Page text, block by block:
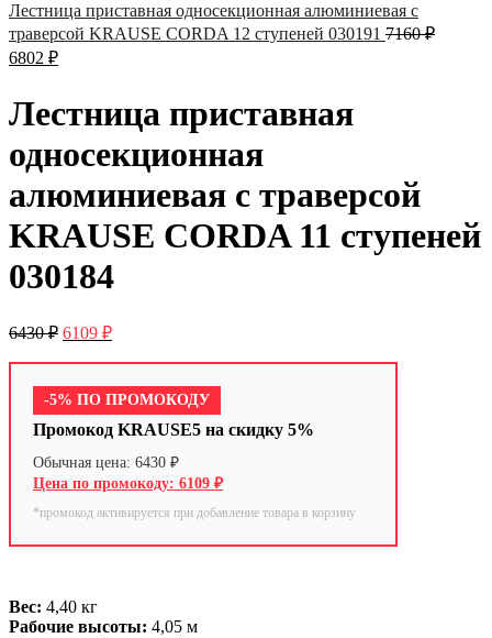
Лестница приставная односекционная алюминиевая с
траверсой KRAUSE CORDA 12 ступеней 030191 7160₽
6802 ₽
Лестница приставная
односекционная
алюминиевая с траверсой
KRAUSE CORDA 11 ступеней
030184
6430₽ 6109 ₽
-5% ПО ПРОМОКОДУ
Промокод KRAUSE5 на скидку 5%
6430 ₽
6109 ₽
*промокод активируется при добавление товара в корзину
Вес: 4,40 кг
Рабочие высоты: 4,05 м